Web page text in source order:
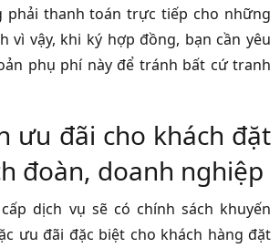
phải thanh toán trực tiếp cho những
vì vậy, khi ký hợp đồng, bạn cần yêu
phụ phí này để tránh bất cứ tranh
ưu đãi cho khách đặt
đoàn, doanh nghiệp
dịch vụ sẽ có chính sách khuyến
ưu đãi đặc biệt cho khách hàng đặt